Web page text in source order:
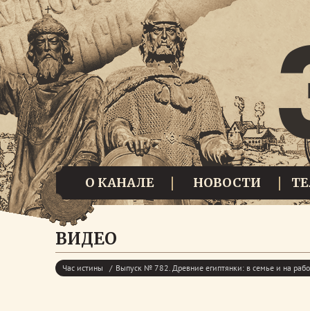
О КАНАЛЕ НОВОСТИ
ВИДЕО
Час истины Выпуск № 782. Древние египтянки: в семье и на